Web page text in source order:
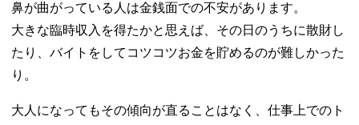
鼻が曲がっている人は金銭面での不安があります。
大きな臨時収入を得たかと思えば、その日のうちに散財し
たり、バイトをしてコツコツお金を貯めるのが難しかった
り。
大人になってもその傾向が直ることはなく、仕事上でのト